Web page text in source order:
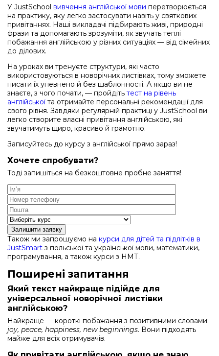
У JustSchool вивчення англійської мови перетворюється
на практику, яку легко застосувати навіть у святкових
привітаннях. Наші викладачі підбирають живі, природні
фрази та допомагають зрозуміти, як звучать теплі
побажання англійською у різних ситуаціях — від сімейних
до ділових.
На уроках ви тренуєте структури, які часто
використовуються в новорічних листівках, тому зможете
писати їх упевнено й без шаблонності. А якщо ви не
знаєте, з чого почати, — пройдіть тест на рівень
англійськоїта отримайте персональні рекомендації для
свого рівня. Завдяки регулярній практиці у JustSchool ви
легко створите власні привітання англійською, які
звучатимуть щиро, красиво й грамотно.
Записуйтесь до курсу з англійської прямо зараз!
Хочете спробувати?
Тоді запишіться на безкоштовне пробне заняття!
Залишити заявку
Також ми запрошуємо на курси для дітей та підлітків в
JustSmart з польської та української мови, математики,
програмування, а також курси з НМТ.
Поширені запитання
Який текст найкраще підійде для
універсальної новорічної листівки
англійською?
Найкраще — короткі побажання з позитивними словами:
joy, peace, happiness, new beginnings. Вони підходять
майже для всіх отримувачів.